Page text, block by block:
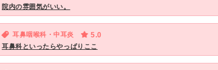
院内の雰囲気がいい。
耳鼻咽喉科・中耳炎 5.0
耳鼻科といったらやっぱりここ